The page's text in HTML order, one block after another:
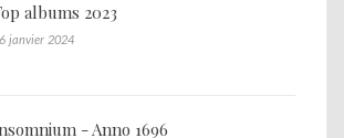
albums 2023
janvier 2024
- Anno 1696